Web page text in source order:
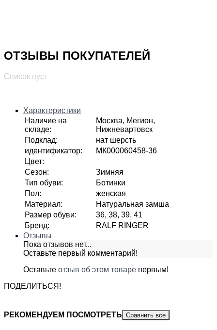
ОТЗЫВЫ ПОКУПАТЕЛЕЙ
Список пуст
Характеристики
Наличие на
складе:
Москва, Мегион,
Нижневартовск
Подклад:
нат шерсть
идентификатор:
МК000060458-36
Цвет:
Сезон:
Зимняя
Тип обуви:
Ботинки
Пол:
женская
Материал:
Натуральная замша
Размер обуви:
36, 38, 39, 41
Бренд:
RALF RINGER
Отзывы
Пока отзывов нет...
Оставьте первый комментарий!
Оставьте отзыв об этом товаре первым!
ПОДЕЛИТЬСЯ!
РЕКОМЕНДУЕМ ПОСМОТРЕТЬ Сравнить все